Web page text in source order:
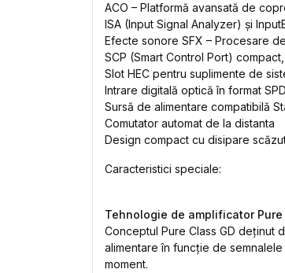
ACO – Platformă avansată de
ISA (Input Signal Analyzer) și
Efecte sonore SFX – Procesare
SCP (Smart Control Port)
Slot HEC pentru suplimente de
Intrare digitală optică în format
Sursă de alimentare compatibilă
Comutator automat de la distanta
Design compact cu disipare
Caracteristici speciale:
Tehnologie de amplificator Pure
Conceptul Pure Class GD deținut
alimentare în funcție de
moment.